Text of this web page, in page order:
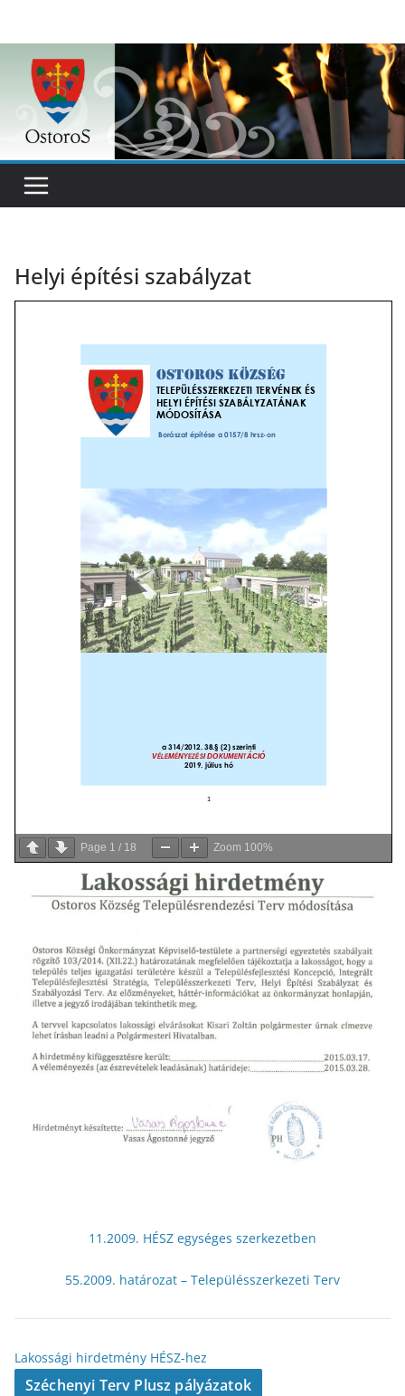
content
Helyi építési szabályzat
Page 1 / 18 Zoom 100%
11.2009. HÉSZ egységes szerkezetben
55.2009. határozat – Településszerkezeti Terv
Lakossági hirdetmény HÉSZ-hez
Széchenyi Terv Plusz pályázatok